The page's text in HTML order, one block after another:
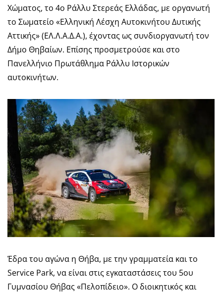
Χώματος, το 4ο Ράλλυ Στερεάς Ελλάδας, με οργανωτή
το Σωματείο «Ελληνική Λέσχη Αυτοκινήτου Δυτικής
Αττικής» (ΕΛ.Λ.Α.Δ.Α.), έχοντας ως συνδιοργανωτή τον
Δήμο Θηβαίων. Επίσης προσμετρούσε και στο
Πανελλήνιο Πρωτάθλημα Ράλλυ Ιστορικών
αυτοκινήτων.
Έδρα του αγώνα η Θήβα, με την γραμματεία και το
Service Park, να είναι στις εγκαταστάσεις του 5ου
Γυμνασίου Θήβας «Πελοπίδειο». Ο διοικητικός και